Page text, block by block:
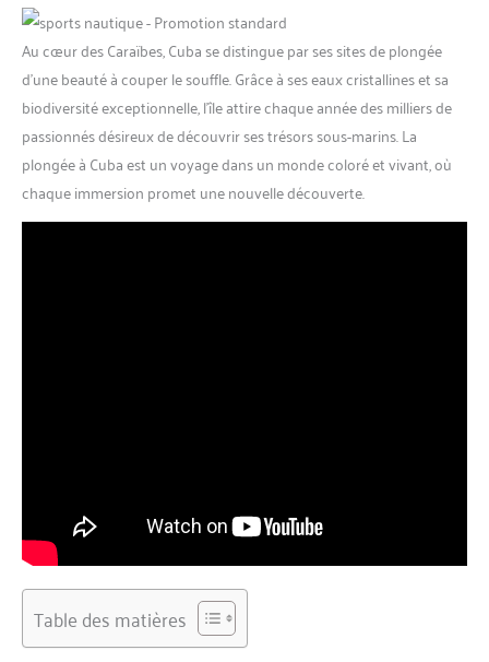
Au cœur des Caraïbes, Cuba se distingue par ses sites de plongée
d’une beauté à couper le souffle. Grâce à ses eaux cristallines et sa
biodiversité exceptionnelle, l’île attire chaque année des milliers de
passionnés désireux de découvrir ses trésors sous-marins. La
plongée à Cuba est un voyage dans un monde coloré et vivant, où
chaque immersion promet une nouvelle découverte.
Table des matières